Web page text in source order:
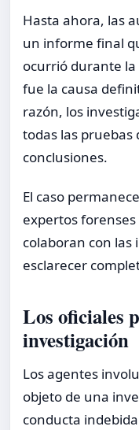
Hasta ahora, las
un informe final
ocurrió durante
fue la causa
razón, los
todas las pruebas
conclusiones.
El caso
expertos
colaboran con las
esclarecer
Los oficiales
investigación
Los agentes
objeto de una
conducta